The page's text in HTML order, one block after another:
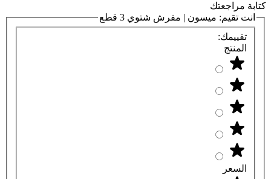
كتابة مراجعتك
انت تقيم: ميسون | مفرش شتوي 3 قطع
تقييمك:
المنتج
السعر